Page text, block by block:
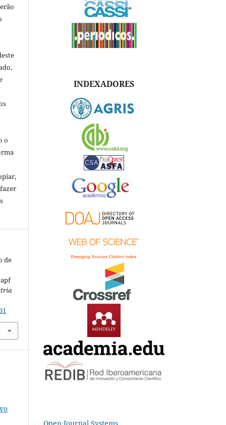
o
de
INDEXADORES